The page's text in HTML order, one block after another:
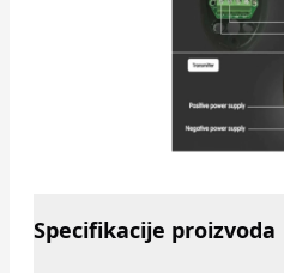
Specifikacije proizvoda